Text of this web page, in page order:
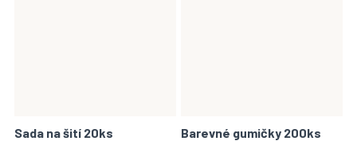
Sada na šití 20ks Barevné gumičky 200ks